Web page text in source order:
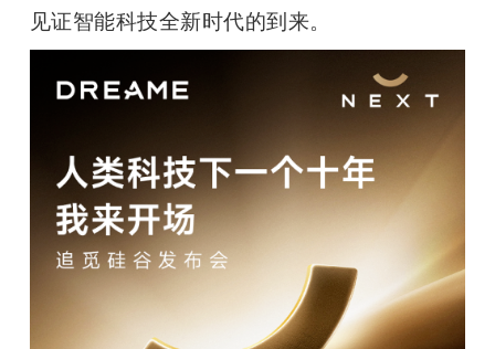
专
题
爱
搞
见证智能科技全新时代的到来。